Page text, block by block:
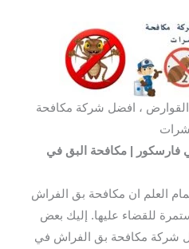
القوارض ، افضل شركة مكافحة
فارسكور
| مكافحة البق في
العلم ان مكافحة بق الفراش
للقضاء عليها. إليك بعض
شركة مكافحة بق الفراش في